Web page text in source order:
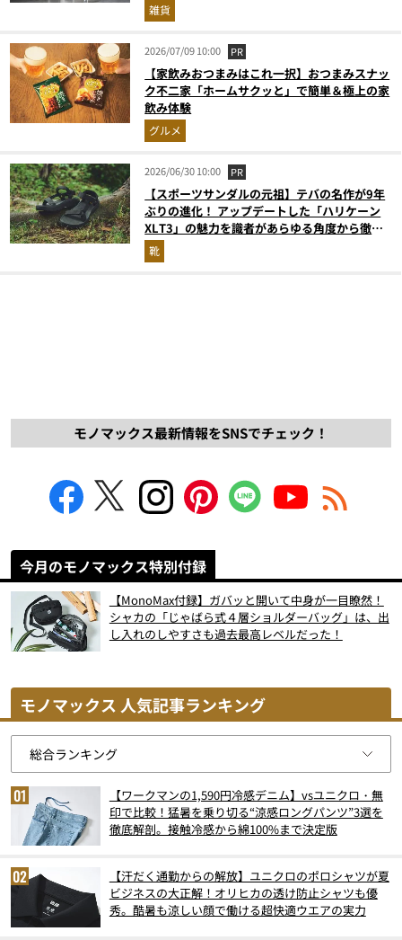
雑貨
2026/07/09 10:00 PR
【家飲みおつまみはこれ一択】おつまみスナッ
ク不二家「ホームサクッと」で簡単＆極上の家
飲み体験
グルメ
2026/06/30 10:00 PR
【スポーツサンダルの元祖】テバの名作が9年
ぶりの進化！ アップデートした「ハリケーン
XLT3」の魅力を識者があらゆる角度から徹底
解説！
靴
モノマックス最新情報をSNSでチェック！
今月のモノマックス特別付録
【MonoMax付録】ガバッと開いて中身が一目瞭然！
シャカの「じゃばら式４層ショルダーバッグ」は、出
し入れのしやすさも過去最高レベルだった！
モノマックス 人気記事ランキング
【ワークマンの1,590円冷感デニム】vsユニクロ・無
印で比較！猛暑を乗り切る“涼感ロングパンツ”3選を
徹底解剖。接触冷感から綿100%まで決定版
【汗だく通勤からの解放】ユニクロのポロシャツが夏
ビジネスの大正解！オリヒカの透け防止シャツも優
秀。酷暑も涼しい顔で働ける超快適ウエアの実力